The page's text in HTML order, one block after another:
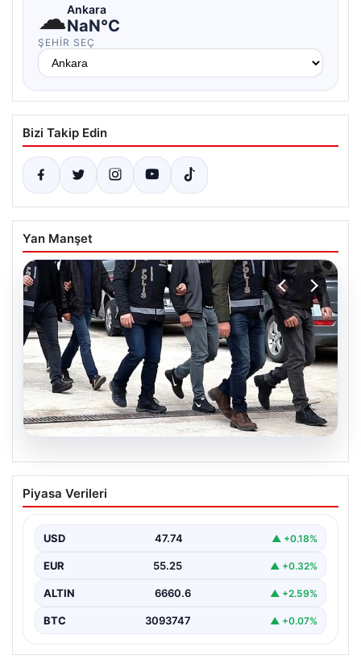
☁Ankara
NaN°C
ŞEHIR SEÇ
Bizi Takip Edin
Yan Manşet
07.08.2026
Holding patronuna bahis suçlaması.
Tüm malvarlığına el konuldu
Piyasa Verileri
USD 47.74 ▲ +0.18%
EUR 55.25 ▲ +0.32%
ALTIN 6660.6 ▲ +2.59%
BTC 3093747 ▲ +0.07%